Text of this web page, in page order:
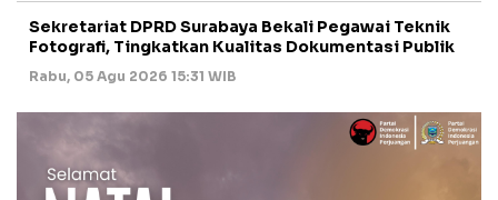
Sekretariat DPRD Surabaya Bekali Pegawai Teknik
Fotografi, Tingkatkan Kualitas Dokumentasi Publik
Rabu, 05 Agu 2026 15:31 WIB